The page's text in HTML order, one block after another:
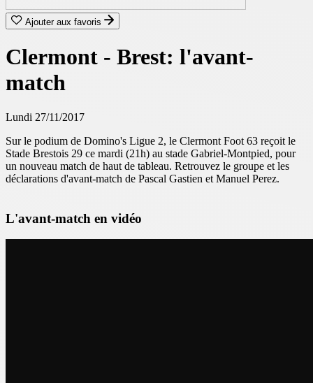
Ajouter aux favoris
Clermont - Brest: l'avant-
match
Lundi 27/11/2017
Sur le podium de Domino's Ligue 2, le Clermont Foot 63 reçoit le
Stade Brestois 29 ce mardi (21h) au stade Gabriel-Montpied, pour
un nouveau match de haut de tableau. Retrouvez le groupe et les
déclarations d'avant-match de Pascal Gastien et Manuel Perez.
L'avant-match en vidéo